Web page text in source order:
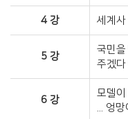
4 강 세계
5 강
국민을
주겠다
6 강
모델
... 엉